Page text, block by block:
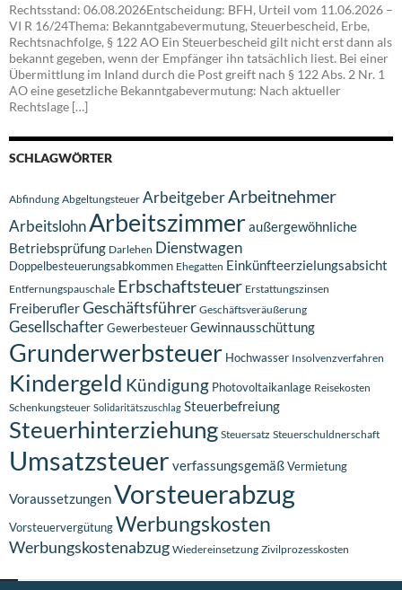
Rechtsstand: 06.08.2026Entscheidung: BFH, Urteil vom 11.06.2026 –
VI R 16/24Thema: Bekanntgabevermutung, Steuerbescheid, Erbe,
Rechtsnachfolge, § 122 AO Ein Steuerbescheid gilt nicht erst dann als
bekannt gegeben, wenn der Empfänger ihn tatsächlich liest. Bei einer
Übermittlung im Inland durch die Post greift nach § 122 Abs. 2 Nr. 1
AO eine gesetzliche Bekanntgabevermutung: Nach aktueller
Rechtslage […]
SCHLAGWÖRTER
Abfindung Abgeltungsteuer ArbeitgeberArbeitnehmer
ArbeitslohnArbeitszimmeraußergewöhnliche
Betriebsprüfung Darlehen Dienstwagen
Doppelbesteuerungsabkommen Ehegatten Einkünfteerzielungsabsicht
Entfernungspauschale Erbschaftsteuer Erstattungszinsen
FreiberuflerGeschäftsführer Geschäftsveräußerung
GesellschafterGewerbesteuerGewinnausschüttung
Grunderwerbsteuer Hochwasser Insolvenzverfahren
Kindergeld Kündigung Photovoltaikanlage Reisekosten
Schenkungsteuer Solidaritätszuschlag Steuerbefreiung
Steuerhinterziehung Steuersatz Steuerschuldnerschaft
Umsatzsteuer verfassungsgemäßVermietung
VoraussetzungenVorsteuerabzug
VorsteuervergütungWerbungskosten
Werbungskostenabzug Wiedereinsetzung Zivilprozesskosten